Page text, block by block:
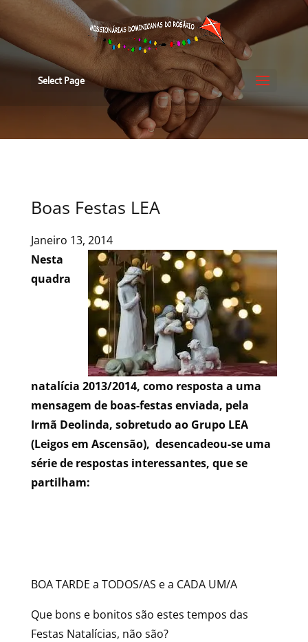
Select Page
Boas Festas LEA
Janeiro 13, 2014
Nesta
quadra
natalícia 2013/2014, como resposta a uma
mensagem de boas-festas enviada, pela
Irmã Deolinda, sobretudo ao Grupo LEA
(Leigos em Ascensão), desencadeou-se uma
série de respostas interessantes, que se
partilham:
BOA TARDE a TODOS/AS e a CADA UM/A
Que bons e bonitos são estes tempos das
Festas Natalícias, não são?